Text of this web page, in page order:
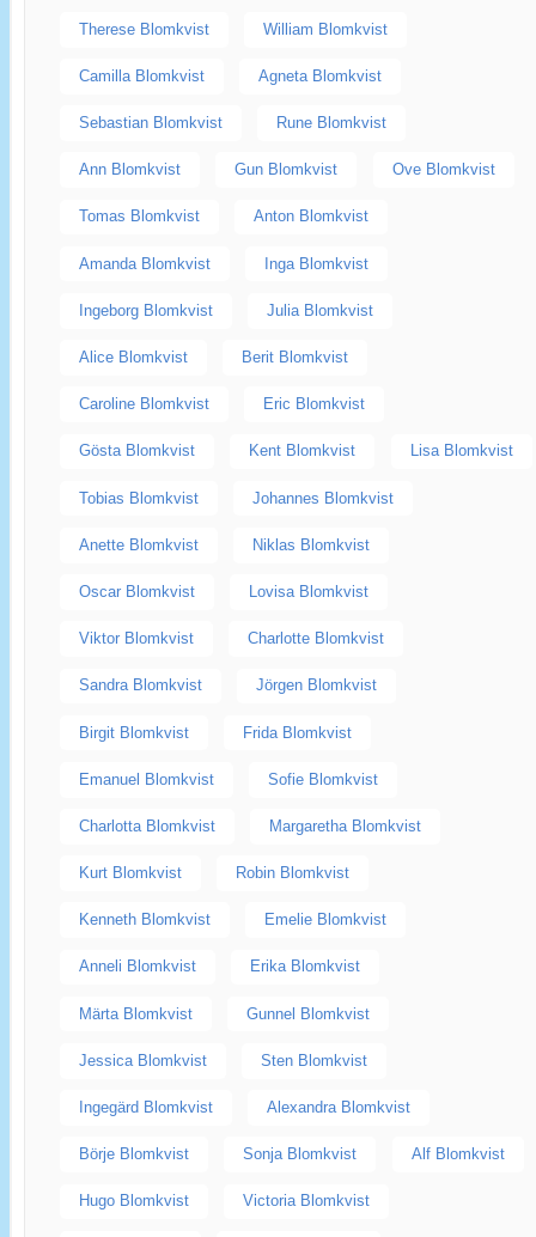
Therese Blomkvist William Blomkvist
Camilla Blomkvist Agneta Blomkvist
Sebastian Blomkvist Rune Blomkvist
Ann Blomkvist Gun Blomkvist Ove Blomkvist
Tomas Blomkvist Anton Blomkvist
Amanda Blomkvist Inga Blomkvist
Ingeborg Blomkvist Julia Blomkvist
Alice Blomkvist Berit Blomkvist
Caroline Blomkvist Eric Blomkvist
Gösta Blomkvist Kent Blomkvist Lisa Blomkvist
Tobias Blomkvist Johannes Blomkvist
Anette Blomkvist Niklas Blomkvist
Oscar Blomkvist Lovisa Blomkvist
Viktor Blomkvist Charlotte Blomkvist
Sandra Blomkvist Jörgen Blomkvist
Birgit Blomkvist Frida Blomkvist
Emanuel Blomkvist Sofie Blomkvist
Charlotta Blomkvist Margaretha Blomkvist
Kurt Blomkvist Robin Blomkvist
Kenneth Blomkvist Emelie Blomkvist
Anneli Blomkvist Erika Blomkvist
Märta Blomkvist Gunnel Blomkvist
Jessica Blomkvist Sten Blomkvist
Ingegärd Blomkvist Alexandra Blomkvist
Börje Blomkvist Sonja Blomkvist Alf Blomkvist
Hugo Blomkvist Victoria Blomkvist